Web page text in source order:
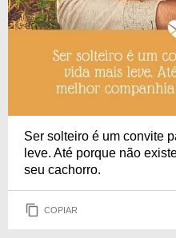
Ser solteiro é um convite
leve. Até porque não
seu cachorro.
COPIAR